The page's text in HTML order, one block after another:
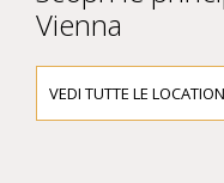
Vienna
VEDI TUTTE LE LOCATION